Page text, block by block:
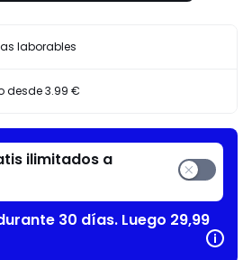
laborables
desde3.99 €
ilimitados a
30 días. Luego 29,99